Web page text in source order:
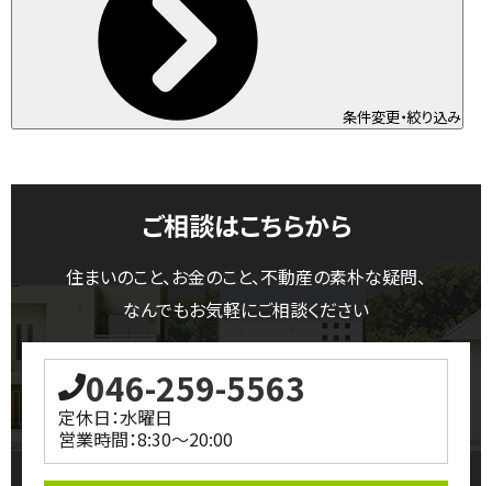
条件変更・絞り込み
ご相談はこちらから
住まいのこと、お金のこと、不動産の素朴な疑問、
なんでもお気軽にご相談ください
046-259-5563
定休日：水曜日
営業時間：8:30～20:00